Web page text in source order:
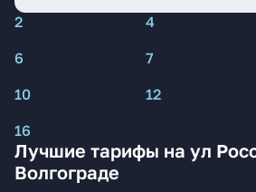
2 4
6
7
10
12
16
Лучшие тарифы на ул
Волгограде